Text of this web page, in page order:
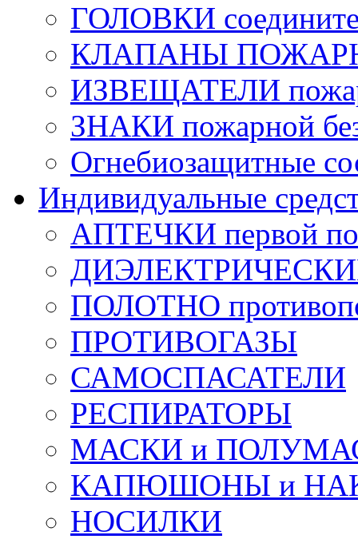
ГОЛОВКИ
КЛАПАНЫ
ИЗВЕЩАТЕЛИ
ЗНАКИ пожарной
Огнебиозащитные
Индивидуальные
АПТЕЧКИ первой
ДИЭЛЕКТРИЧЕСКИЕ
ПОЛОТНО
ПРОТИВОГАЗЫ
САМОСПАСАТЕЛИ
РЕСПИРАТОРЫ
МАСКИ и
КАПЮШОНЫ и
НОСИЛКИ